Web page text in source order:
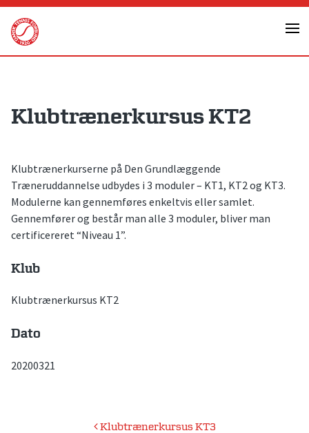
Skip
content
Klubtrænerkursus KT2
Klubtrænerkurserne på Den Grundlæggende
Træneruddannelse udbydes i 3 moduler – KT1, KT2 og KT3.
Modulerne kan gennemføres enkeltvis eller samlet.
Gennemfører og består man alle 3 moduler, bliver man
certificereret “Niveau 1”.
Klub
Klubtrænerkursus KT2
Dato
20200321
Klubtrænerkursus KT3